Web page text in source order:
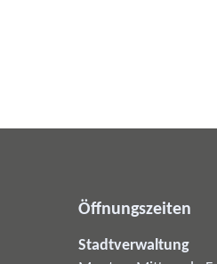
Öffnungszeiten
Stadtverwaltung